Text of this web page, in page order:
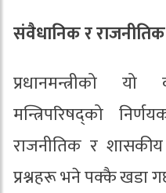
संवैधानिक र
प्रधानमन्त्रीको
मन्त्रिपरिषद्को
राजनीतिक र
प्रश्नहरू भने पक्कै खडा